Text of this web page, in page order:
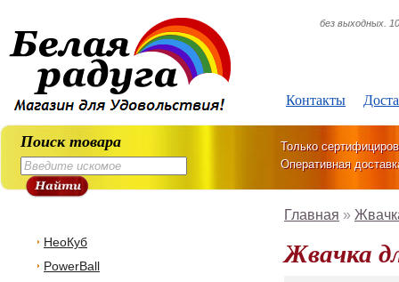
Контакты
без выходных.
Поиск товара
Только
Оперативная
НеоКуб
PowerBall
Главная »
Жвачка